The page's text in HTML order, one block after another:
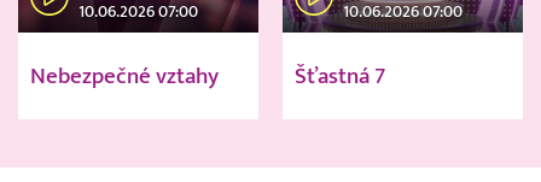
10.06.2026 07:00
Nebezpečné vztahy
10.06.2026 07:00
Šťastná 7